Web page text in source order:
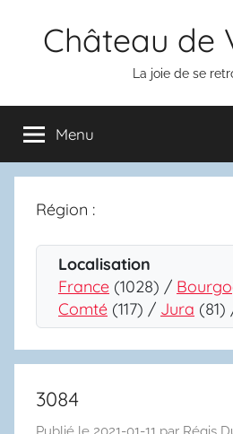
Château de
La joie de se
Menu
Région :
Localisation
France (1028) /
Comté (117) / Jura (81)
3084